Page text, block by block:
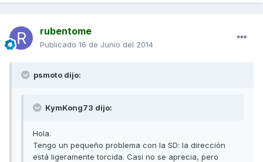
rubentome
Publicado 16 de Junio del 2014
psmoto dijo:
KymKong73 dijo:
Hola.
Tengo un pequeño problema con la SD: la dirección
está ligeramente torcida. Casi no se aprecia, pero